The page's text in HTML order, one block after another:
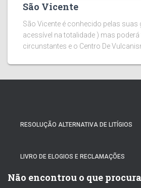
São Vicente
São Vicente é conhecido pelas suas
acessível na totalidade ) mas
circunstantes e o Centro De
RESOLUÇÃO ALTERNATIVA DE LITÍGIOS
LIVRO DE ELOGIOS E RECLAMAÇÕES
Não encontrou o que